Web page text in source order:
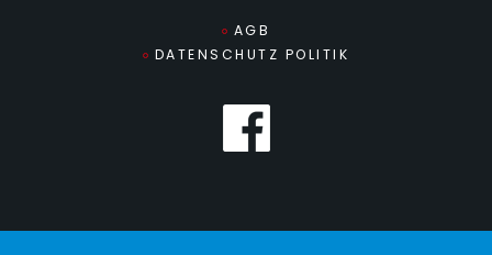
AGB
DATENSCHUTZ POLITIK